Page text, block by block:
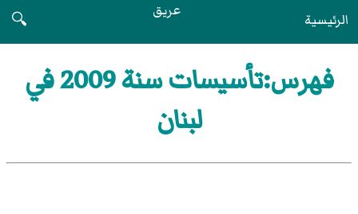
الرئيسية عريق
🔍
فهرس:تأسيسات سنة 2009 في
لبنان